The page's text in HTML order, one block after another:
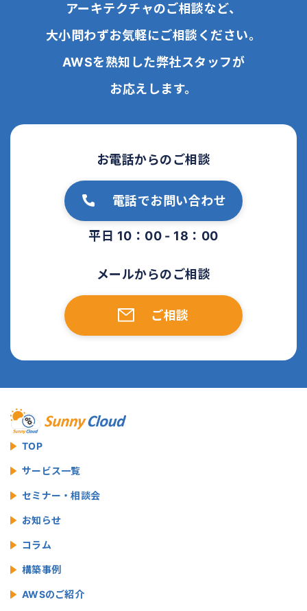
アーキテクチャのご相談など、
大小問わずお気軽にご相談ください。
AWSを熟知した弊社スタッフが
お応えします。
お電話からのご相談
電話でお問い合わせ
平日 10：00 - 18：00
メールからのご相談
ご相談
TOP
サービス一覧
セミナー・相談会
お知らせ
コラム
構築事例
AWSのご紹介